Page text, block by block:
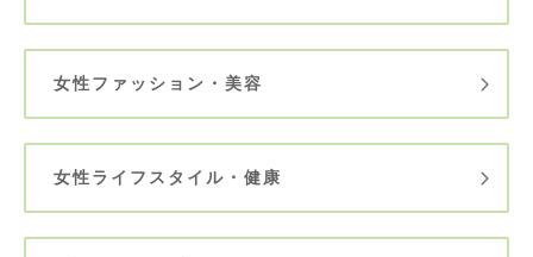
女性ファッション・美容
女性ライフスタイル・健康